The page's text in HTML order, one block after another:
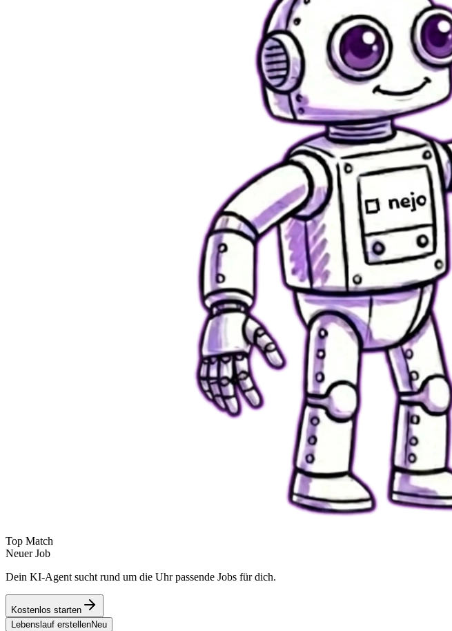
Top Match
Neuer Job
Dein KI-Agent sucht rund um die Uhr passende Jobs für dich.
Kostenlos starten
Lebenslauf erstellenNeu